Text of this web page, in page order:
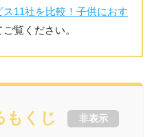
11社を比較！子供におす
覧ください。
もくじ 非表示